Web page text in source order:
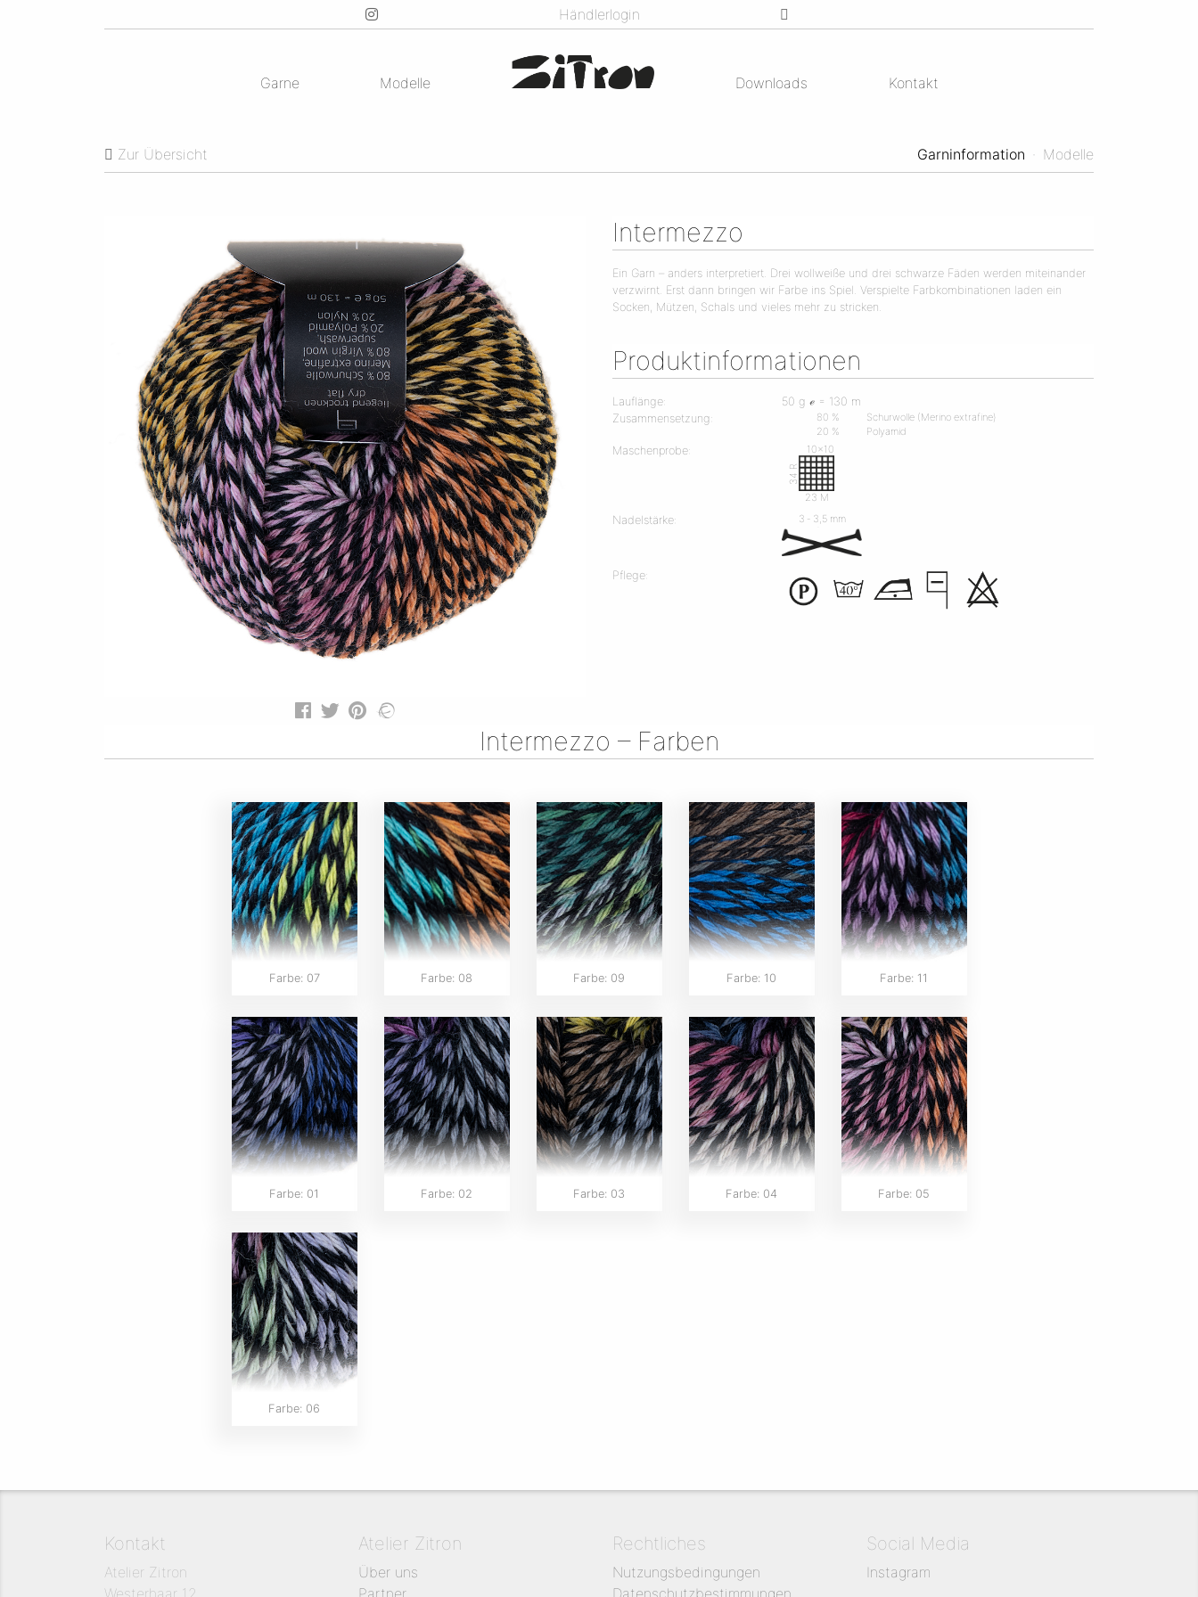
Händlerlogin
Garne Modelle Downloads Kontakt
Zur Übersicht Garninformation · Modelle
Intermezzo
Ein Garn – anders interpretiert. Drei wollweiße und drei schwarze Fäden werden miteinander
verzwirnt. Erst dann bringen wir Farbe ins Spiel. Verspielte Farbkombinationen laden ein
Socken, Mützen, Schals und vieles mehr zu stricken.
Produktinformationen
Lauflänge:
50 g ℯ = 130 m
Zusammensetzung:
80 %
Schurwolle (Merino extrafine)
20 %
Polyamid
Maschenprobe: 10x10
34 R
23 M
Nadelstärke: 3 ‐ 3,5 mm
Pflege:
Intermezzo – Farben
Farbe: 07 Farbe: 08 Farbe: 09 Farbe: 10 Farbe: 11
Farbe: 01 Farbe: 02 Farbe: 03 Farbe: 04 Farbe: 05
Farbe: 06
Kontakt
Atelier Zitron
Atelier Zitron
Über uns
Rechtliches
Nutzungsbedingungen
Social Media
Instagram